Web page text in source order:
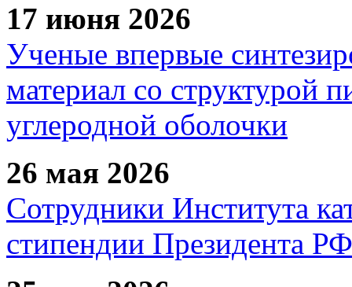
17 июня 2026
Ученые впервые
материал со структурой
углеродной оболочки
26 мая 2026
Сотрудники Института
стипендии Президента РФ